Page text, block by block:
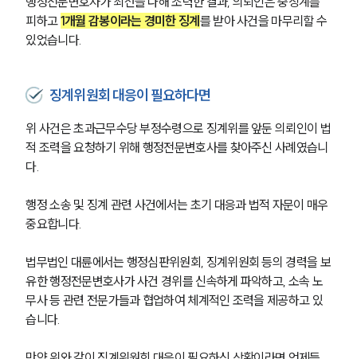
피하고 1개월 감봉이라는 경미한 징계를 받아 사건을 마무리할 수
있었습니다.
징계위원회 대응이 필요하다면
위 사건은 초과근무수당 부정수령으로 징계위를 앞둔 의뢰인이 법
적 조력을 요청하기 위해 행정전문변호사를 찾아주신 사례였습니
다.
행정 소송 및 징계 관련 사건에서는 초기 대응과 법적 자문이 매우
중요합니다.
법무법인 대륜에서는 행정심판위원회, 징계위원회 등의 경력을 보
유한 행정전문변호사가 사건 경위를 신속하게 파악하고, 소속 노
무사 등 관련 전문가들과 협업하여 체계적인 조력을 제공하고 있
습니다.